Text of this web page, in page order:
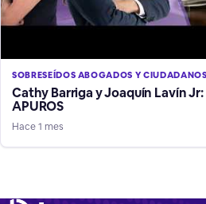
SOBRESEÍDOS ABOGADOS Y
Cathy Barriga y Joaquín Lavín
APUROS
Hace 1 mes